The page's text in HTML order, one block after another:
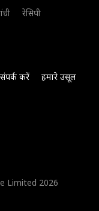
रेसिपी
करें
हमारे उसूल
Limited 2026